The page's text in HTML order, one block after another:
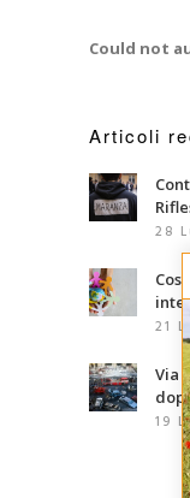
Could not
Articoli
28
21
Via
19